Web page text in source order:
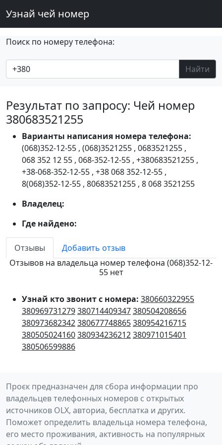
Узнай чей номер
Поиск по номеру телефона:
Найти
Результат по запросу: Чей номер
380683521255
Варианты написания номера телефона:
(068)352-12-55 , (068)3521255 , 0683521255 ,
068 352 12 55 , 068-352-12-55 , +380683521255 ,
+38-068-352-12-55 , +38 068 352-12-55 ,
8(068)352-12-55 , 80683521255 , 8 068 3521255
Владелец:
Где найдено:
Отзывы
Добавить отзыв
Отзывов на владельца номер телефона (068)352-12-
55 нет
Узнай кто звонит с номера: 380660322955
380969731279380714409347380504208656
380973682342380677748865380954216715
380505024160380934236212380971015401
380506599886
Проєк предназначен для сбора информации про
владельцев телефонных номеров с открытых
источников OLX, авториа, бесплатка и других.
Поможет определить владельца номера телефона,
его место проживания, активность на популярных